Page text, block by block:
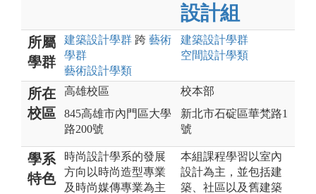
設計組
所屬
學群
建築設計學群 跨 藝術
學群
藝術設計學類
建築設計學群
空間設計學類
所在
校區
高雄校區
845高雄市內門區大學
路200號
校本部
新北市石碇區華梵路1
號
學系
特色
時尚設計學系的發展
方向以時尚造型專業
及時尚媒傳專業為主
本組課程學習以室內
設計為主，並包括建
築、社區以及舊建築